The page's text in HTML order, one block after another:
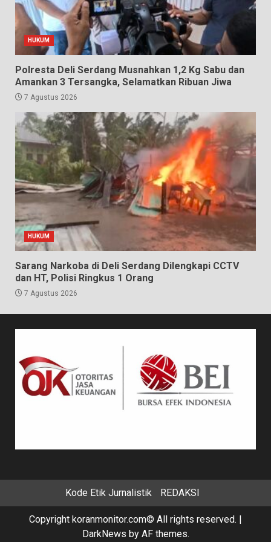
HUKUM
Polresta Deli Serdang Musnahkan 1,2 Kg Sabu dan
Amankan 3 Tersangka, Selamatkan Ribuan Jiwa
7 Agustus 2026
HUKUM
Sarang Narkoba di Deli Serdang Dilengkapi CCTV
dan HT, Polisi Ringkus 1 Orang
7 Agustus 2026
Kode Etik Jurnalistik REDAKSI
Copyright koranmonitor.com© All rights reserved. |
DarkNews by AF themes.